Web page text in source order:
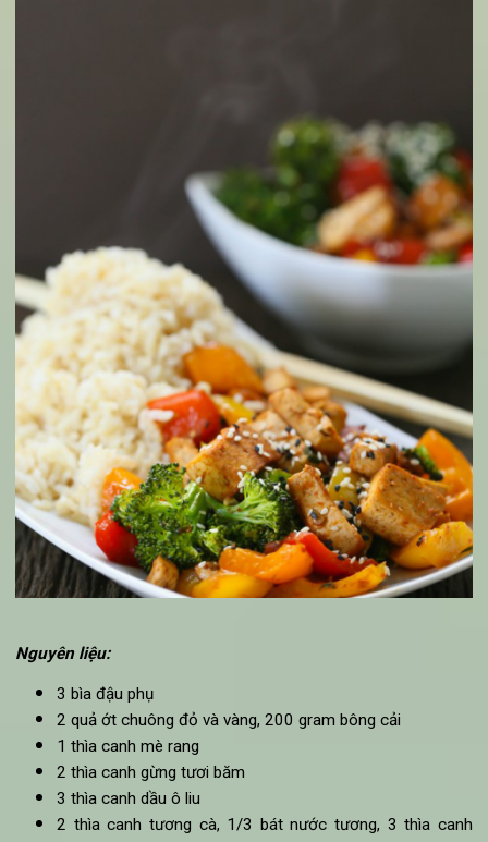
nước muối pha loãng. Tráng lại với nước rồi để ráo.
Me khô ngâm nước ấm, lọc phần nước me. Cà chua
sạch, thái múi cau. Ớt lọc bỏ hạt, thái lát. Hành lá và
mùi rửa sạch, thái thành khúc ngắn.
Cho cà chua và ớt vào chảo nóng dầu xào nát. Bỏ
và hạt nêm vào đảo đều.
Cho nước me vào nồi, thêm nước vừa với lượng canh
khuấy đều rồi đun sôi. Sau đó cho nấm, đậu hũ non và
chua xào chín vào đun sôi, nêm nếm gia vị cho vừa ăn
tắt bếp.
Cho thêm hành lá, rau múi vào khuấy đều rồi múc ra
thưởng thứcđậu phụ nấu chaycùng nấm ngay khi
nóng.
9. Món ăn chay từ đậu phụ xào rau củ